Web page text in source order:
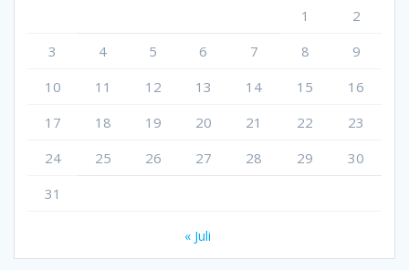
1
2
3
4 5 6 7 8
9
10
11 12 13 14 15
16
17
18 19 20 21 22
23
24
25 26 27 28 29
30
31
« Juli